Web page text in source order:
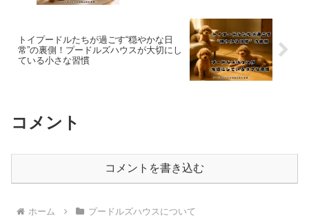
トイプードルたちが過ごす“穏やかな日
常”の裏側！プードルズハウスが大切にし
ている小さな習慣
コメント
コメントを書き込む
ホーム プードルズハウスについて